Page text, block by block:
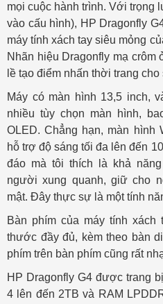
mọi cuộc hành trình. Với trọng
vào cấu hình), HP Dragonfly
máy tính xách tay siêu mỏng
Nhãn hiệu Dragonfly mạ crôm
lề tạo điểm nhấn thời trang cho
Máy có màn hình 13,5 inch,
nhiều tùy chọn màn hình,
OLED. Chẳng hạn, màn hình
hỗ trợ độ sáng tối đa lên đến
đáo mà tôi thích là khả
người xung quanh, giữ cho
mật. Đây thực sự là một tính
Bàn phím của máy tính
thước đầy đủ, kèm theo bàn
phím trên bàn phím cũng rất
HP Dragonfly G4 được trang
4 lên đến 2TB và RAM